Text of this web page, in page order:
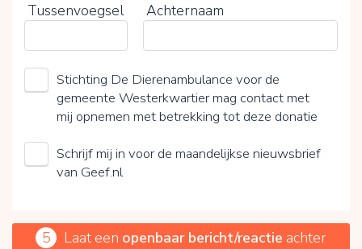
Tussenvoegsel Achternaam
Stichting De Dierenambulance voor de
gemeente Westerkwartier mag contact met
mij opnemen met betrekking tot deze donatie
Schrijf mij in voor de maandelijkse nieuwsbrief
van Geef.nl
5 Laat een openbaar bericht/reactie achter